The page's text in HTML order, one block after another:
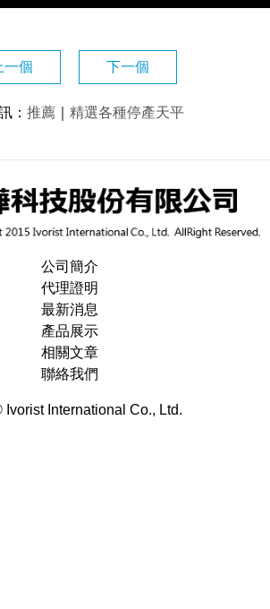
一個 下一個
： 推薦 精選各種停產天平
公司簡介
代理證明
最新消息
產品展示
相關文章
聯絡我們
Ivorist International Co., Ltd.